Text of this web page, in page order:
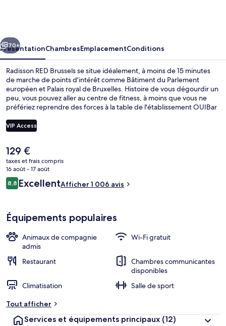
Suivant
70+
PrésentationChambresEmplacementConditions
Radisson RED Brussels se situe idéalement, à moins de 15 minutes
de marche de points d'intérêt comme Bâtiment du Parlement
européen et Palais royal de Bruxelles. Histoire de vous dégourdir un
peu, vous pouvez aller au centre de fitness, à moins que vous ne
préfériez reprendre des forces à la table de l'établissement OUIBar
dîner et vous régale de ses spécialités Cuisine internationale. Parmi
les avantages offerts par cet hébergement : un bar / salon, un sauna
que du bien en ce qui concerne le personnel attentionné.
L'hébergement se situe à une très courte distance à pied des
transports publics : Station Trône-Troon se trouve à 8 min et Station
Maalbeek-Maelbeek, à 10 min.
VIP Access
Le
prix
actuel
est
de
129 €
taxes et frais compris
16 août - 17 août
Avis
voyageurs
8,88,8 sur 10
ExcellentAfficher 1 006 avis
Équipements populaires
Animaux de compagnie
admis
Wi-Fi gratuit
Restaurant
Chambres communicantes
disponibles
Climatisation
Salle de sport
Tout afficher
Services et équipements principaux (12)